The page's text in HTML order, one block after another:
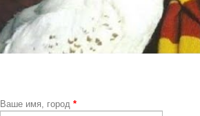
Ваше имя, город *